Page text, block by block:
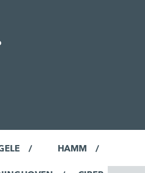
HAMM